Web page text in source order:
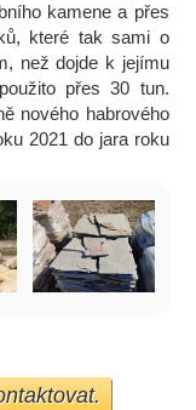
kamene a přes
které tak sami o
než dojde k jejímu
přes 30 tun.
nového habrového
2021 do jara roku